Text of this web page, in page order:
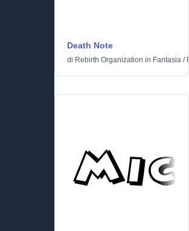
Death Note
di Rebirth Organization in Fantasia /